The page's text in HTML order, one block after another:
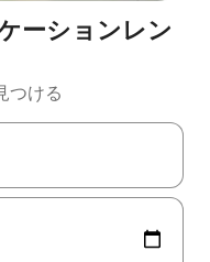
ーションレン
つける
キーを使って移動するか